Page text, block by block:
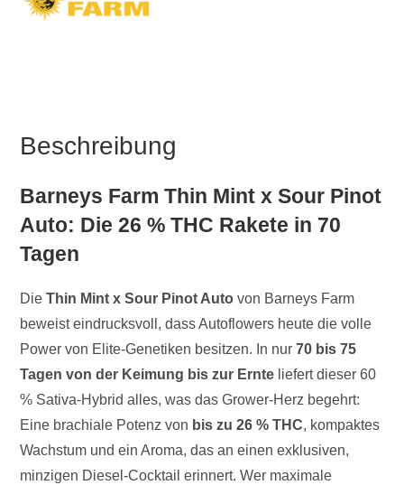
Beschreibung
Barneys Farm Thin Mint x Sour Pinot
Auto: Die 26 % THC Rakete in 70
Tagen
DieThin Mint x Sour Pinot Auto von Barneys Farm
beweist eindrucksvoll, dass Autoflowers heute die volle
Power von Elite-Genetiken besitzen. In nur70 bis 75
Tagen von der Keimung bis zur Ernte liefert dieser 60
% Sativa-Hybrid alles, was das Grower-Herz begehrt:
Eine brachiale Potenz von bis zu 26 % THC, kompaktes
Wachstum und ein Aroma, das an einen exklusiven,
minzigen Diesel-Cocktail erinnert. Wer maximale